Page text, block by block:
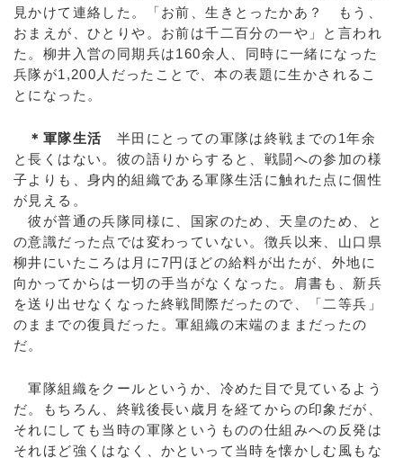
見かけて連絡した。「お前、生きとったかあ？ もう、
おまえが、ひとりや。お前は千二百分の一や」と言われ
た。柳井入営の同期兵は160余人、同時に一緒になった
兵隊が1,200人だったことで、本の表題に生かされるこ
とになった。
＊軍隊生活 半田にとっての軍隊は終戦までの1年余
と長くはない。彼の語りからすると、戦闘への参加の様
子よりも、身内的組織である軍隊生活に触れた点に個性
が見える。
彼が普通の兵隊同様に、国家のため、天皇のため、と
の意識だった点では変わっていない。徴兵以来、山口県
柳井にいたころは月に7円ほどの給料が出たが、外地に
向かってからは一切の手当がなくなった。肩書も、新兵
を送り出せなくなった終戦間際だったので、「二等兵」
のままでの復員だった。軍組織の末端のままだったの
だ。
軍隊組織をクールというか、冷めた目で見ているよう
だ。もちろん、終戦後長い歳月を経てからの印象だが、
それにしても当時の軍隊というものの仕組みへの反発は
それほど強くはなく、かといって当時を懐かしむ風もな